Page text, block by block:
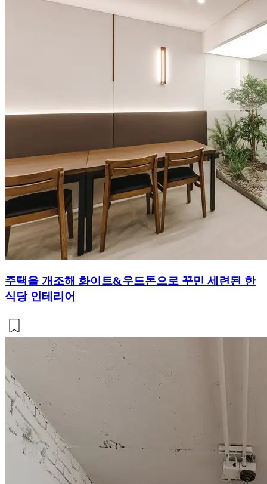
주택을 개조해 화이트&우드톤으로 꾸민 세련된 한
식당 인테리어